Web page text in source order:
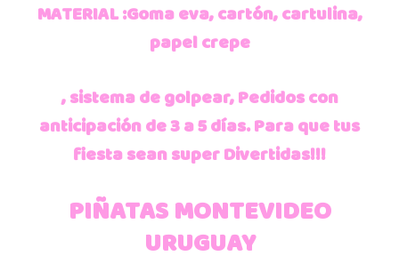
MATERIAL :Goma eva, cartón, cartulina,
papel crepe
, sistema de golpear, Pedidos con
anticipación de 3 a 5 días.Para que tus
fiesta sean super Divertidas!!!
PIÑATAS MONTEVIDEO
URUGUAY